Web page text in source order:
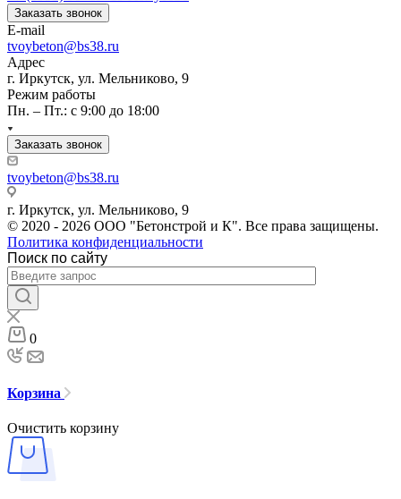
Заказать звонок
E-mail
tvoybeton@bs38.ru
Адрес
г. Иркутск, ул. Мельниково, 9
Режим работы
Пн. – Пт.: с 9:00 до 18:00
Заказать звонок
tvoybeton@bs38.ru
г. Иркутск, ул. Мельниково, 9
© 2020 - 2026 ООО "Бетонстрой и К". Все права защищены.
Политика конфиденциальности
Поиск по сайту
0
Корзина
Очистить корзину